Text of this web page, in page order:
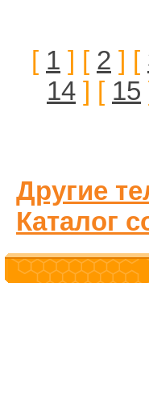
[ 1 ] [ 2 ] [
14 ] [ 15
Другие
Каталог